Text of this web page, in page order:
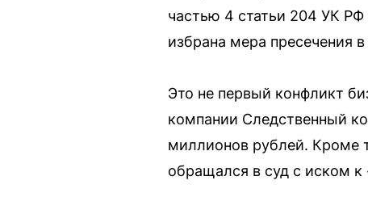
частью 4 статьи 204 УК
избрана мера пресечения
Это не первый конфликт
компании Следственный
миллионов рублей. Кроме
обращался в суд с иском